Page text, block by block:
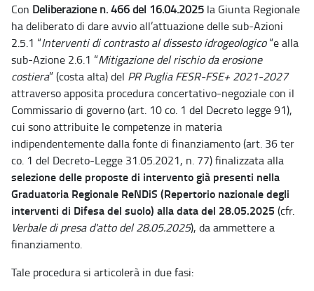
Con Deliberazione n. 466 del 16.04.2025 la Giunta Regionale
ha deliberato di dare avvio all’attuazione delle sub-Azioni
2.5.1 “Interventi di contrasto al dissesto idrogeologico“e alla
sub-Azione 2.6.1 “Mitigazione del rischio da erosione
costiera” (costa alta) del PR Puglia FESR-FSE+ 2021-2027
attraverso apposita procedura concertativo-negoziale con il
Commissario di governo (art. 10 co. 1 del Decreto legge 91),
cui sono attribuite le competenze in materia
indipendentemente dalla fonte di finanziamento (art. 36 ter
co. 1 del Decreto-Legge 31.05.2021, n. 77) finalizzata alla
selezione delle proposte di intervento già presenti nella
Graduatoria Regionale ReNDiS (Repertorio nazionale degli
interventi di Difesa del suolo) alla data del 28.05.2025 (cfr.
Verbale di presa d'atto del 28.05.2025), da ammettere a
finanziamento.
Tale procedura si articolerà in due fasi: